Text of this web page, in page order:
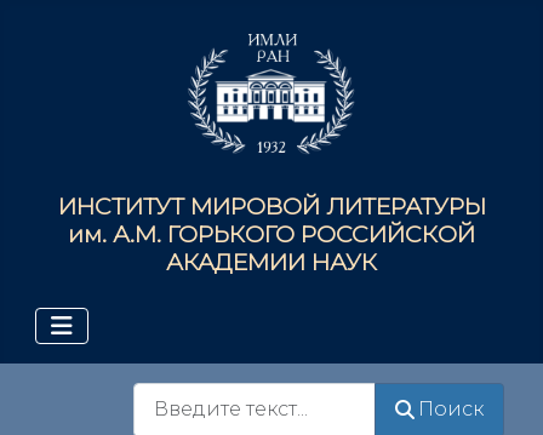
ИНСТИТУТ МИРОВОЙ ЛИТЕРАТУРЫ
им. А.М. ГОРЬКОГО РОССИЙСКОЙ
АКАДЕМИИ НАУК
Поиск